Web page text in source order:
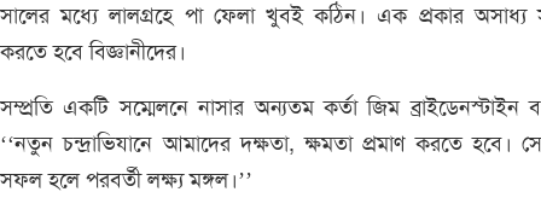
সালের মধ্যে লালগ্রহে পা ফেলা খুবই কঠিন। এক প্রকার অসাধ্য
করতে হবে বিজ্ঞানীদের।
সম্প্রতি একটি সম্মেলনে নাসার অন্যতম কর্তা জিম ব্রাইডেনস্টাইন
‘‘নতুন চন্দ্রাভিযানে আমাদের দক্ষতা, ক্ষমতা প্রমাণ করতে হবে।
সফল হলে পরবর্তী লক্ষ্য মঙ্গল।’’